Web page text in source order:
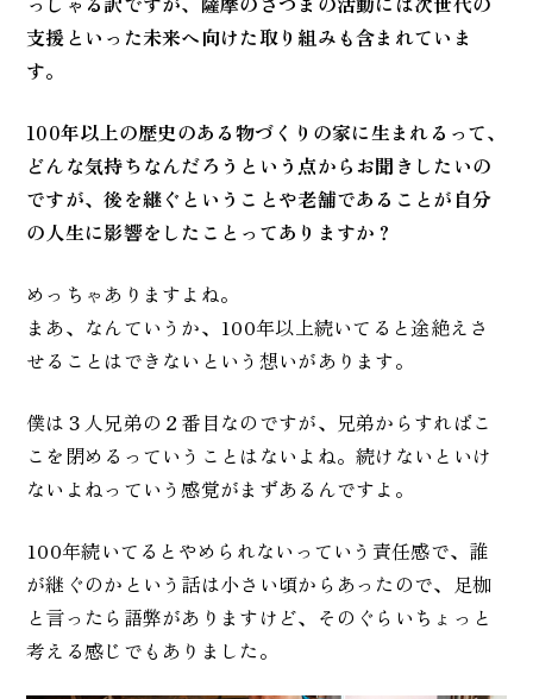
支援といった未来へ向けた取り組みも含まれていま
す。
100年以上の歴史のある物づくりの家に生まれるって、
どんな気持ちなんだろうという点からお聞きしたいの
ですが、後を継ぐということや老舗であることが自分
の人生に影響をしたことってありますか？
めっちゃありますよね。
まあ、なんていうか、100年以上続いてると途絶えさ
せることはできないという想いがあります。
僕は３人兄弟の２番目なのですが、兄弟からすればこ
こを閉めるっていうことはないよね。続けないといけ
ないよねっていう感覚がまずあるんですよ。
100年続いてるとやめられないっていう責任感で、誰
が継ぐのかという話は小さい頃からあったので、足枷
と言ったら語弊がありますけど、そのぐらいちょっと
考える感じでもありました。